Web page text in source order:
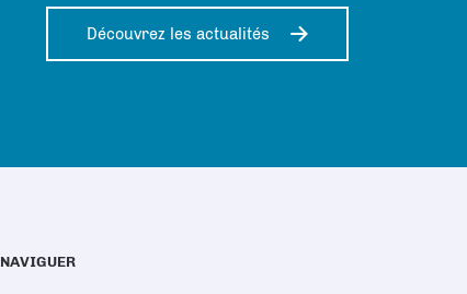
Découvrez les actualités
NAVIGUER